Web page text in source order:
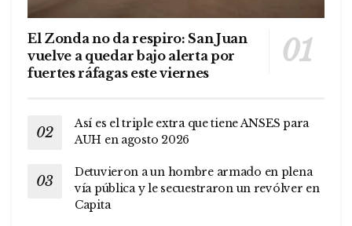
El Zonda no da respiro: San Juan
vuelve a quedar bajo alerta por
fuertes ráfagas este viernes
Así es el triple extra que tiene ANSES para
AUH en agosto 2026
Detuvieron a un hombre armado en plena
vía pública y le secuestraron un revólver en
Capita